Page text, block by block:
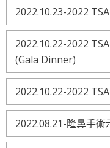
2022.10.23-2022
2022.10.22-2022
(Gala Dinner)
2022.10.22-2022
2022.08.21-隆鼻手